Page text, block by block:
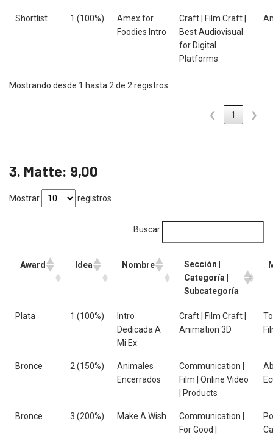
Shortlist 1 (100%)
Amex for
Foodies Intro
Craft | Film Craft |
Best Audiovisual
for Digital
Platforms
Mostrando desde 1 hasta 2 de 2 registros
❮ 1 ❯
3. Matte: 9,00
Mostrar registros
Buscar:
Award Idea Nombre
Sección |
Categoría |
Subcategoría
Plata 1 (100%)
Intro
Dedicada A
Mi Ex
Craft | Film Craft |
Animation 3D
Bronce 2 (150%)
Animales
Encerrados
Communication |
Film | Online Video
| Products
Bronce 3 (200%) Make A Wish
Communication |
For Good |